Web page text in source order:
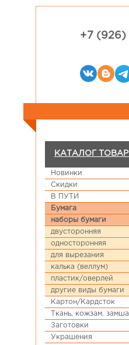
+7 (926)
КАТАЛОГ
Новинки
Скидки
В ПУТИ
Бумага
наборы бумаги
двусторонняя
односторонняя
для вырезания
калька (веллум)
пластик/оверлей
другие виды бумаги
Картон/Кардсток
Ткань, кожзам, замша
Заготовки
Украшения